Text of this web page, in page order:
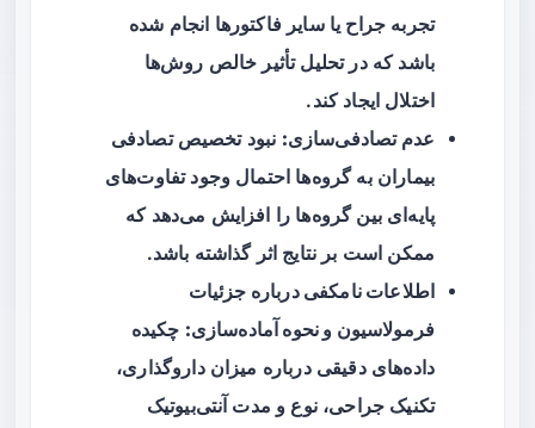
تجربه جراح یا سایر فاکتورها انجام شده
باشد که در تحلیل تأثیر خالص روش‌ها
اختلال ایجاد کند.
عدم تصادفی‌سازی: نبود تخصیص تصادفی
بیماران به گروه‌ها احتمال وجود تفاوت‌های
پایه‌ای بین گروه‌ها را افزایش می‌دهد که
ممکن است بر نتایج اثر گذاشته باشد.
اطلاعات نامکفی درباره جزئیات
فرمولاسیون و نحوه آماده‌سازی: چکیده
داده‌های دقیقی درباره میزان داروگذاری،
تکنیک جراحی، نوع و مدت آنتی‌بیوتیک